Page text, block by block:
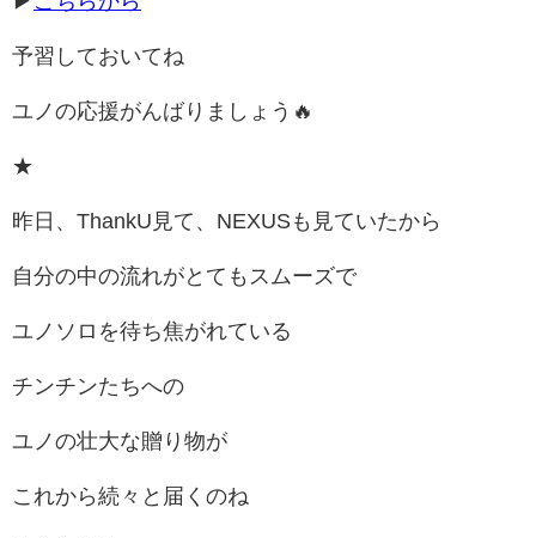
予習しておいてね
ユノの応援がんばりましょう🔥
★
昨日、ThankU見て、NEXUSも見ていたから
自分の中の流れがとてもスムーズで
ユノソロを待ち焦がれている
チンチンたちへの
ユノの壮大な贈り物が
これから続々と届くのね